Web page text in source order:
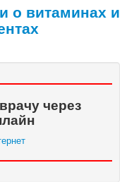
о витаминах и
через